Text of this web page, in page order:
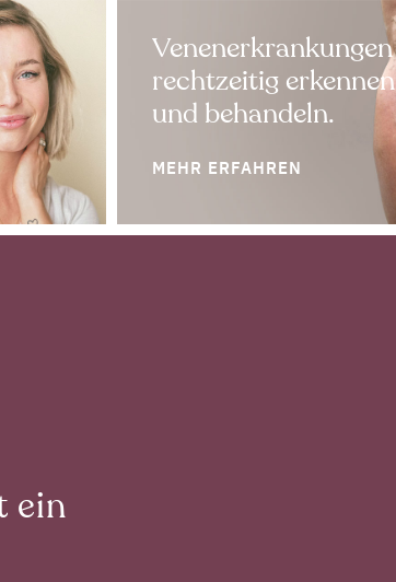
Venenerkrankungen
rechtzeitig erkennen
und behandeln.
MEHR ERFAHREN
ein